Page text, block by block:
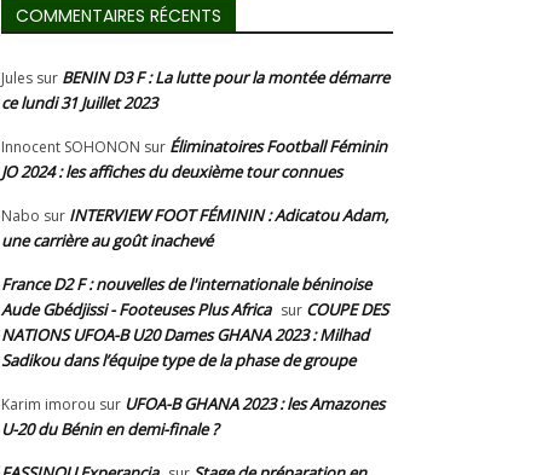
COMMENTAIRES RÉCENTS
Jules sur BENIN D3 F : La lutte pour la montée démarre
ce lundi 31 Juillet 2023
Innocent SOHONON sur Éliminatoires Football Féminin
JO 2024 : les affiches du deuxième tour connues
Nabo sur INTERVIEW FOOT FÉMININ : Adicatou Adam,
une carrière au goût inachevé
France D2 F : nouvelles de l'internationale béninoise
Aude Gbédjissi - Footeuses Plus Africa sur COUPE DES
NATIONS UFOA-B U20 Dames GHANA 2023 : Milhad
Sadikou dans l’équipe type de la phase de groupe
Karim imorou sur UFOA-B GHANA 2023 : les Amazones
U-20 du Bénin en demi-finale ?